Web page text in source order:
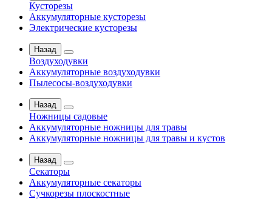
Кусторезы
Аккумуляторные кусторезы
Электрические кусторезы
Назад
Воздуходувки
Аккумуляторные воздуходувки
Пылесосы-воздуходувки
Назад
Ножницы садовые
Аккумуляторные ножницы для травы
Аккумуляторные ножницы для травы и кустов
Назад
Секаторы
Аккумуляторные секаторы
Сучкорезы плоскостные